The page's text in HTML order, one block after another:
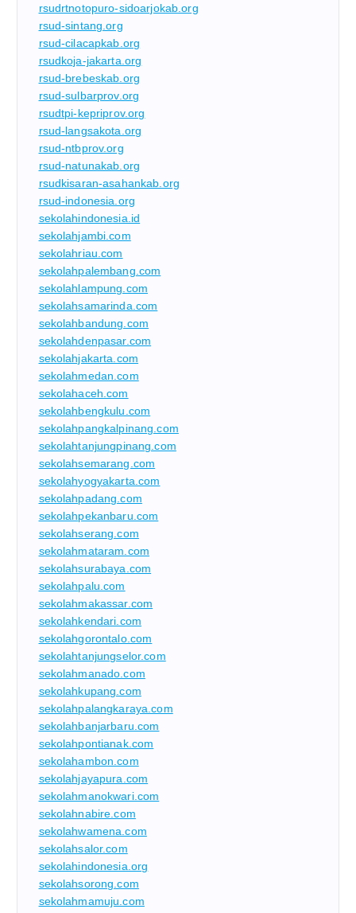
rsudrtnotopuro-sidoarjokab.org
rsud-sintang.org
rsud-cilacapkab.org
rsudkoja-jakarta.org
rsud-brebeskab.org
rsud-sulbarprov.org
rsudtpi-kepriprov.org
rsud-langsakota.org
rsud-ntbprov.org
rsud-natunakab.org
rsudkisaran-asahankab.org
rsud-indonesia.org
sekolahindonesia.id
sekolahjambi.com
sekolahriau.com
sekolahpalembang.com
sekolahlampung.com
sekolahsamarinda.com
sekolahbandung.com
sekolahdenpasar.com
sekolahjakarta.com
sekolahmedan.com
sekolahaceh.com
sekolahbengkulu.com
sekolahpangkalpinang.com
sekolahtanjungpinang.com
sekolahsemarang.com
sekolahyogyakarta.com
sekolahpadang.com
sekolahpekanbaru.com
sekolahserang.com
sekolahmataram.com
sekolahsurabaya.com
sekolahpalu.com
sekolahmakassar.com
sekolahkendari.com
sekolahgorontalo.com
sekolahtanjungselor.com
sekolahmanado.com
sekolahkupang.com
sekolahpalangkaraya.com
sekolahbanjarbaru.com
sekolahpontianak.com
sekolahambon.com
sekolahjayapura.com
sekolahmanokwari.com
sekolahnabire.com
sekolahwamena.com
sekolahsalor.com
sekolahindonesia.org
sekolahsorong.com
sekolahmamuju.com